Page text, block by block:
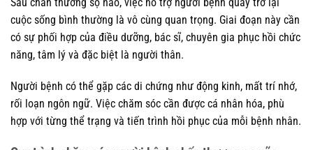
cuộc sống bình thường là vô cùng quan trọng. Giai đoạn này cần
có sự phối hợp của điều dưỡng, bác sĩ, chuyên gia phục hồi chức
năng, tâm lý và đặc biệt là người thân.
Người bệnh có thể gặp các di chứng như động kinh, mất trí nhớ,
rối loạn ngôn ngữ. Việc chăm sóc cần được cá nhân hóa, phù
hợp với từng thể trạng và tiến trình hồi phục của mỗi bệnh nhân.